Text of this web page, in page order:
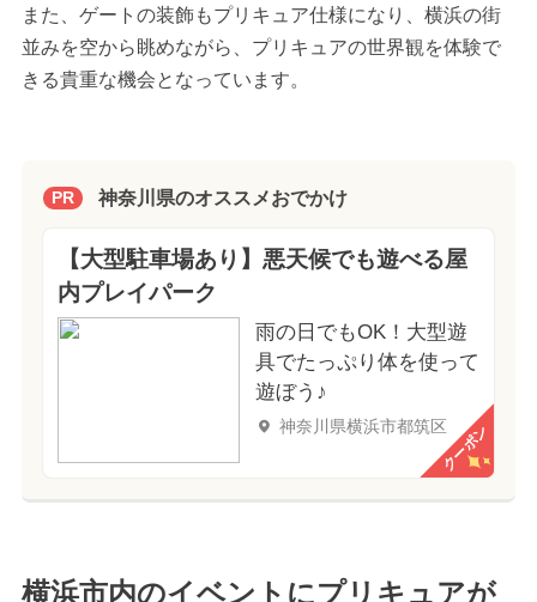
また、ゲートの装飾もプリキュア仕様になり、横浜の街
並みを空から眺めながら、プリキュアの世界観を体験で
きる貴重な機会となっています。
PR 神奈川県のオススメおでかけ
【大型駐車場あり】悪天候でも遊べる屋
内プレイパーク
雨の日でもOK！大型遊
具でたっぷり体を使って
遊ぼう♪
神奈川県横浜市都筑区クーポン
横浜市内のイベントにプリキュアが